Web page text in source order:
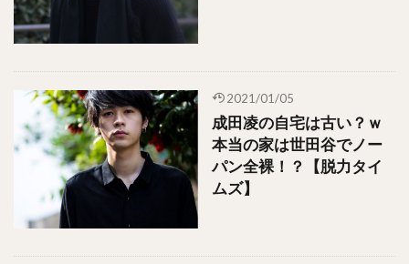
2021/01/05
成田凌の自宅は古い？ｗ
本当の家は世田谷でノー
パン全裸！？【脱力タイ
ムズ】